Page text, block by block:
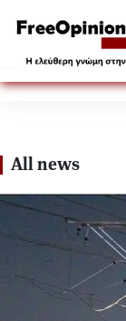
ΤΡΕΝΟ
ΤΡΕΝΟ
All news